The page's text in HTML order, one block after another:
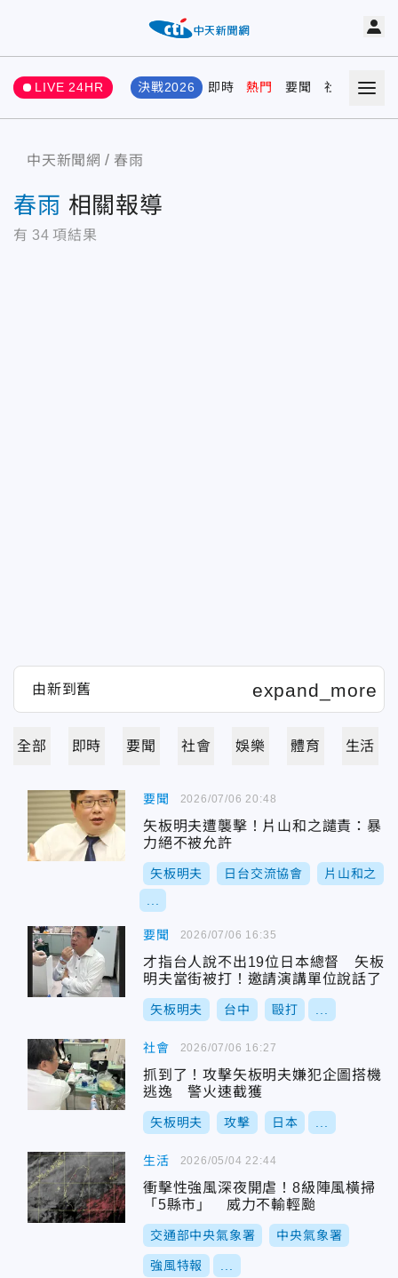
LIVE 24HR 決戰2026 即時 熱門 要聞 社會 娛樂
中天新聞網 春雨
春雨 相關報導
有 34 項結果
全部 即時 要聞 社會 娛樂 體育 生活
要聞
矢板明夫遭襲擊！片山和之譴責：暴
力絕不被允許
矢板明夫 日台交流協會 片山和之
2026/07/06 20:48
要聞
才指台人說不出19位日本總督 矢板
明夫當街被打！邀請演講單位說話了
矢板明夫 台中 毆打
2026/07/06 16:35
社會
抓到了！攻擊矢板明夫嫌犯企圖搭機
逃逸 警火速截獲
矢板明夫 攻擊 日本
2026/07/06 16:27
生活
衝擊性強風深夜開虐！8級陣風橫掃
「5縣市」 威力不輸輕颱
交通部中央氣象署 中央氣象署
強風特報
2026/05/04 22:44